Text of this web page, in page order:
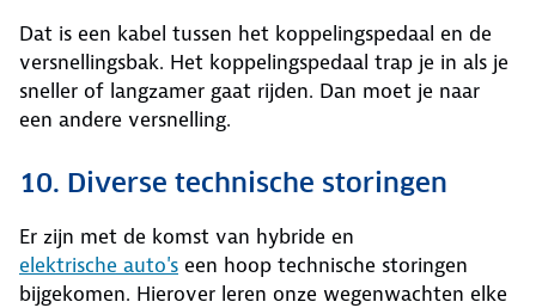
Dat is een kabel tussen het koppelingspedaal en de
versnellingsbak. Het koppelingspedaal trap je in als je
sneller of langzamer gaat rijden. Dan moet je naar
een andere versnelling.
10. Diverse technische storingen
Er zijn met de komst van hybride en
elektrische auto's een hoop technische storingen
bijgekomen. Hierover leren onze wegenwachten elke